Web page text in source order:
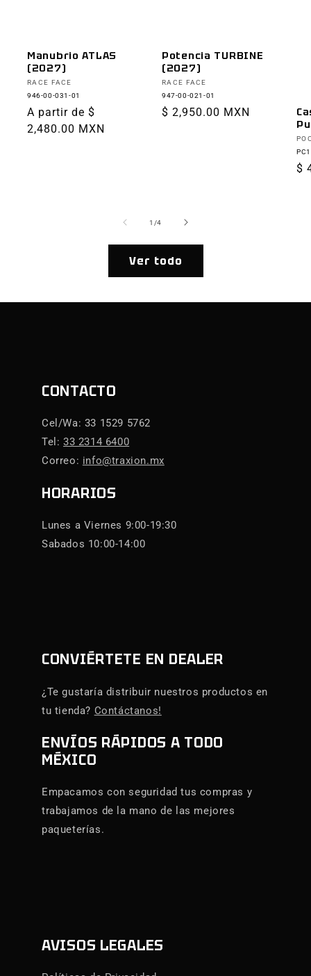
Manubrio ATLAS
(2027)
Proveedor:
RACE FACE
946-00-031-01
Precio
habitual
A partir de $
2,480.00 MXN
Potencia TURBINE
(2027)
Proveedor:
RACE FACE
947-00-021-01
Precio
$ 2,950.00 MXN
$
1 /de
4
Ver todo
CONTACTO
Cel/Wa: 33 1529 5762
Tel:33 2314 6400
Correo: info@traxion.mx
HORARIOS
Lunes a Viernes 9:00-19:30
Sabados 10:00-14:00
CONVIÉRTETE EN DEALER
¿Te gustaría distribuir nuestros productos en
tu tienda? Contáctanos!
ENVÍOS RÁPIDOS A TODO
MÉXICO
Empacamos con seguridad tus compras y
trabajamos de la mano de las mejores
paqueterías.
AVISOS LEGALES